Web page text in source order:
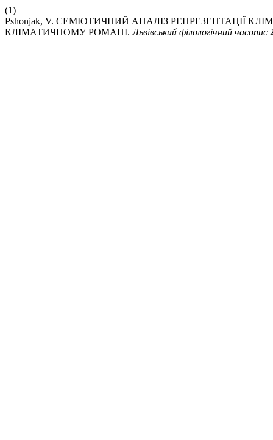
(1)
Pshonjak, V. СЕМІОТИЧНИЙ АНАЛІЗ РЕПРЕЗЕНТАЦІЇ
КЛІМАТИЧНОМУ РОМАНІ.Львівський філологічний часопис